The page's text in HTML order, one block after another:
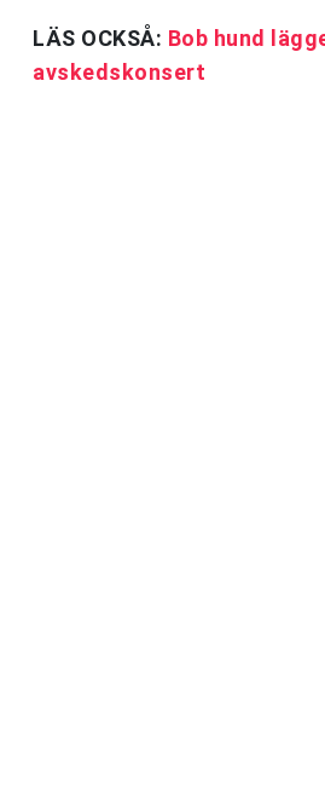
LÄS OCKSÅ: Bob hund
avskedskonsert